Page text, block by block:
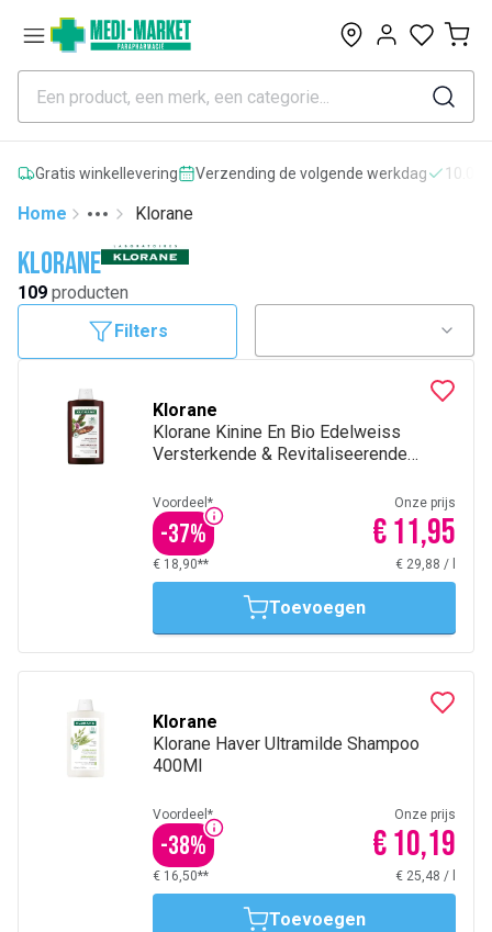
0
Gratis winkellevering Verzending de volgende werkdag
Home
More
Toggle menu
Klorane
Klorane
109 producten
Filters
Klorane
Klorane Kinine En Bio Edelweiss
Versterkende & Revitaliseerende
Voordeel*
-37%
Onze prijs
€ 11,95
€ 18,90** € 29,88 /
Toevoegen
Klorane
Klorane Haver Ultramilde Shampoo
400Ml
Voordeel*
-38%
Onze prijs
€ 10,19
€ 16,50** € 25,48 /
Toevoegen